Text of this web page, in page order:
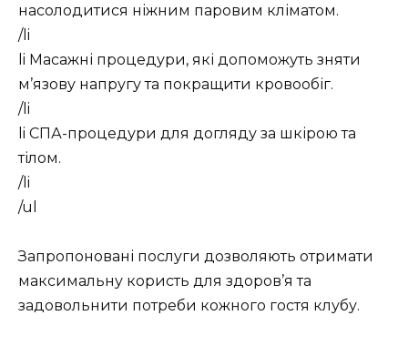
насолодитися ніжним паровим кліматом.
/li
li Масажні процедури, які допоможуть зняти
м’язову напругу та покращити кровообіг.
/li
li СПА-процедури для догляду за шкірою та
тілом.
/li
/ul
Запропоновані послуги дозволяють отримати
максимальну користь для здоров’я та
задовольнити потреби кожного гостя клубу.